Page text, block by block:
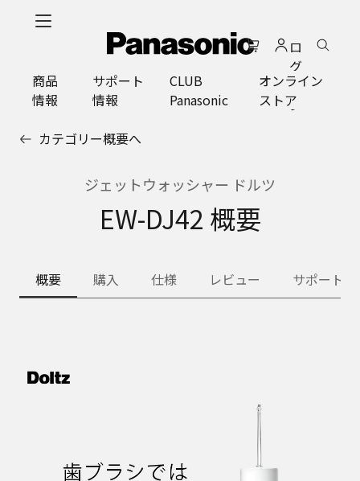
ロ
グ
イ
ン
商品
情報
サポート
情報
CLUB
Panasonic
オンライン
ストア
カテゴリー概要へ
ジェットウォッシャー ドルツ
EW-DJ42 概要
概要 購入 仕様 レビュー サポート